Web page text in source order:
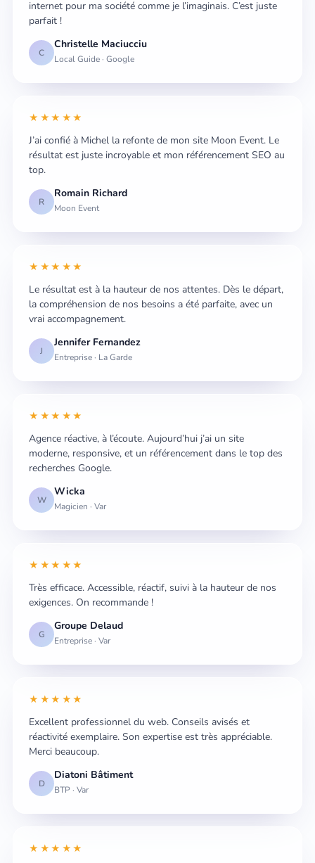
internet pour ma société comme je l’imaginais. C’est juste
parfait !
C
Christelle Maciucciu
Local Guide · Google
★★★★★
J’ai confié à Michel la refonte de mon site Moon Event. Le
résultat est juste incroyable et mon référencement SEO au
top.
R
Romain Richard
Moon Event
★★★★★
Le résultat est à la hauteur de nos attentes. Dès le départ,
la compréhension de nos besoins a été parfaite, avec un
vrai accompagnement.
J
Jennifer Fernandez
Entreprise · La Garde
★★★★★
Agence réactive, à l’écoute. Aujourd’hui j’ai un site
moderne, responsive, et un référencement dans le top des
recherches Google.
W
Wicka
Magicien · Var
★★★★★
Très efficace. Accessible, réactif, suivi à la hauteur de nos
exigences. On recommande !
G
Groupe Delaud
Entreprise · Var
★★★★★
Excellent professionnel du web. Conseils avisés et
réactivité exemplaire. Son expertise est très appréciable.
Merci beaucoup.
D
Diatoni Bâtiment
BTP · Var
★★★★★